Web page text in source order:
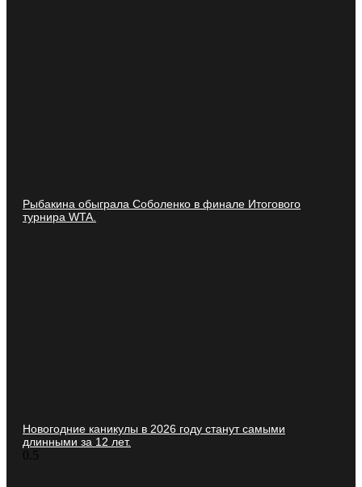
Рыбакина обыграла Соболенко в финале Итогового
турнира WTA.
Новогодние каникулы в 2026 году станут самыми
длинными за 12 лет.